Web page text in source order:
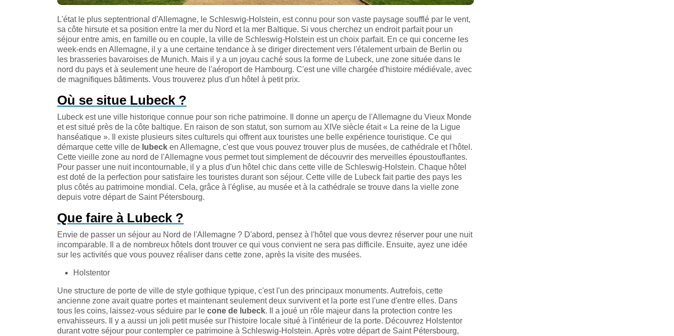
L'état le plus septentrional d'Allemagne, le Schleswig-Holstein, est connu pour son vaste paysage soufflé par le vent,
sa côte hirsute et sa position entre la mer du Nord et la mer Baltique. Si vous cherchez un endroit parfait pour un
séjour entre amis, en famille ou en couple, la ville de Schleswig-Holstein est un choix parfait. En ce qui concerne les
week-ends en Allemagne, il y a une certaine tendance à se diriger directement vers l'étalement urbain de Berlin ou
les brasseries bavaroises de Munich. Mais il y a un joyau caché sous la forme de Lubeck, une zone située dans le
nord du pays et à seulement une heure de l'aéroport de Hambourg. C'est une ville chargée d'histoire médiévale, avec
de magnifiques bâtiments. Vous trouverez plus d'un hôtel à petit prix.
Où se situe Lubeck ?
Lubeck est une ville historique connue pour son riche patrimoine. Il donne un aperçu de l'Allemagne du Vieux Monde
et est situé près de la côte baltique. En raison de son statut, son surnom au XIVe siècle était « La reine de la Ligue
hanséatique ». Il existe plusieurs sites culturels qui offrent aux touristes une belle expérience touristique. Ce qui
démarque cette ville de lubeck en Allemagne, c'est que vous pouvez trouver plus de musées, de cathédrale et l'hôtel.
Cette vieille zone au nord de l'Allemagne vous permet tout simplement de découvrir des merveilles époustouflantes.
Pour passer une nuit incontournable, il y a plus d'un hôtel chic dans cette ville de Schleswig-Holstein. Chaque hôtel
est doté de la perfection pour satisfaire les touristes durant son séjour. Cette ville de Lubeck fait partie des pays les
plus côtés au patrimoine mondial. Cela, grâce à l'église, au musée et à la cathédrale se trouve dans la vielle zone
depuis votre départ de Saint Pétersbourg.
Que faire à Lubeck ?
Envie de passer un séjour au Nord de l'Allemagne ? D'abord, pensez à l'hôtel que vous devrez réserver pour une nuit
incomparable. Il a de nombreux hôtels dont trouver ce qui vous convient ne sera pas difficile. Ensuite, ayez une idée
sur les activités que vous pouvez réaliser dans cette zone, après la visite des musées.
Holstentor
Une structure de porte de ville de style gothique typique, c'est l'un des principaux monuments. Autrefois, cette
ancienne zone avait quatre portes et maintenant seulement deux survivent et la porte est l'une d'entre elles. Dans
tous les coins, laissez-vous séduire par le cone de lubeck. Il a joué un rôle majeur dans la protection contre les
envahisseurs. Il y a aussi un joli petit musée sur l'histoire locale situé à l'intérieur de la porte. Découvrez Holstentor
durant votre séjour pour contempler ce patrimoine à Schleswig-Holstein. Après votre départ de Saint Pétersbourg,